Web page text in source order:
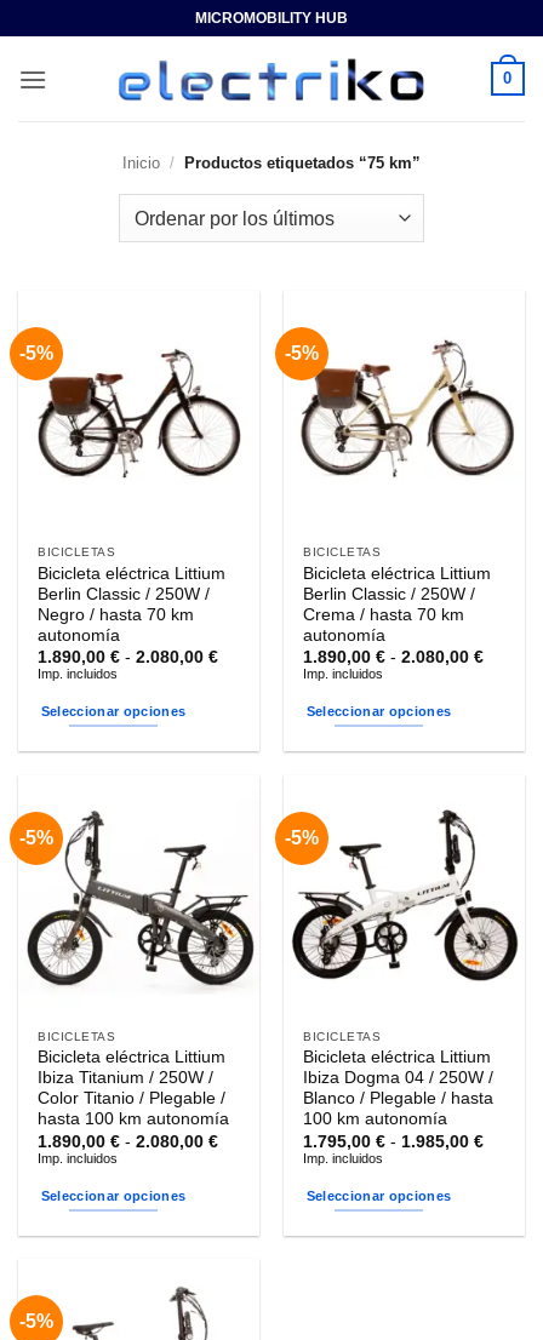
contenido
MICROMOBILITY HUB
0
Inicio / Productos etiquetados “75 km”
-5%
BICICLETAS
Bicicleta eléctrica Littium
Berlin Classic / 250W /
Negro / hasta 70 km
autonomía
1.890,00€ - 2.080,00€Rango
2.080,00 €
Imp. incluidos
Seleccionar opciones
múltiples
variantes.
Las
opciones
se
pueden
elegir
página
de
producto
-5%
BICICLETAS
Bicicleta eléctrica Littium
Berlin Classic / 250W /
Crema / hasta 70 km
autonomía
1.890,00€ - 2.080,00€Rango
Imp. incluidos
Seleccionar opciones
múltiples
variantes.
Las
opciones
se
pueden
elegir
página
de
producto
-5%
BICICLETAS
Bicicleta eléctrica Littium
Ibiza Titanium / 250W /
Color Titanio / Plegable /
hasta 100 km autonomía
1.890,00€ - 2.080,00€Rango
2.080,00 €
Imp. incluidos
Seleccionar opciones
múltiples
variantes.
-5%
BICICLETAS
Bicicleta eléctrica Littium
Ibiza Dogma 04 / 250W /
Blanco / Plegable / hasta
100 km autonomía
1.795,00€ - 1.985,00€Rango
Imp. incluidos
Seleccionar opciones
-5%